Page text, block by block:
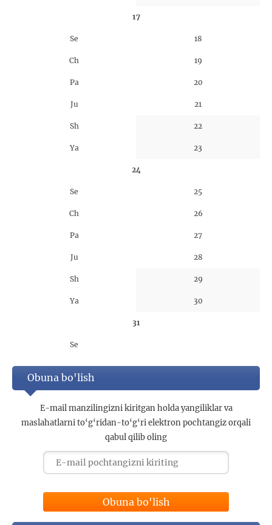
17
Se 18
Ch 19
Pa 20
Ju 21
Sh 22
Ya 23
24
Se 25
Ch 26
Pa 27
Ju 28
Sh 29
Ya 30
31
Se
Obuna bo'lish
E-mail manzilingizni kiritgan holda yangiliklar va
maslahatlarni to‘g‘ridan-to‘g‘ri elektron pochtangiz orqali
qabul qilib oling
Obuna bo'lish